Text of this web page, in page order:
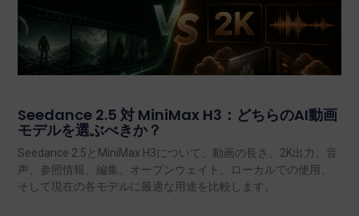
Seedance 2.5 対 MiniMax H3：どちらのAI動画
モデルを選ぶべきか？
Seedance 2.5とMiniMax H3について、動画の長さ、2K出力、音
声、参照情報、編集、オープンウェイト、ローカルでの使用、
そして現在の各モデルに最適な用途を比較します。.